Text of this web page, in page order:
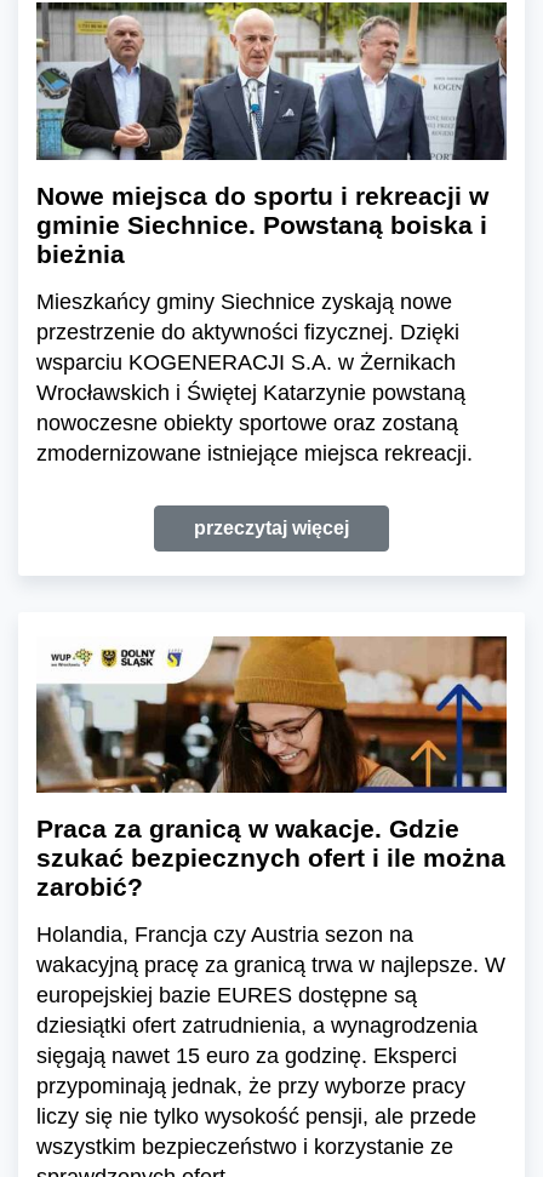
Nowe miejsca do sportu i rekreacji w
gminie Siechnice. Powstaną boiska i
bieżnia
Mieszkańcy gminy Siechnice zyskają nowe
przestrzenie do aktywności fizycznej. Dzięki
wsparciu KOGENERACJI S.A. w Żernikach
Wrocławskich i Świętej Katarzynie powstaną
nowoczesne obiekty sportowe oraz zostaną
zmodernizowane istniejące miejsca rekreacji.
przeczytaj więcej
Praca za granicą w wakacje. Gdzie
szukać bezpiecznych ofert i ile można
zarobić?
Holandia, Francja czy Austria sezon na
wakacyjną pracę za granicą trwa w najlepsze. W
europejskiej bazie EURES dostępne są
dziesiątki ofert zatrudnienia, a wynagrodzenia
sięgają nawet 15 euro za godzinę. Eksperci
przypominają jednak, że przy wyborze pracy
liczy się nie tylko wysokość pensji, ale przede
wszystkim bezpieczeństwo i korzystanie ze